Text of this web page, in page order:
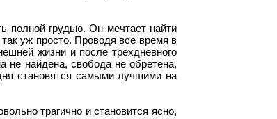
полной грудью. Он мечтает найти
уж просто. Проводя все время в
жизни и после трехдневного
не найдена, свобода не обретена,
становятся самыми лучшими на
трагично и становится ясно,